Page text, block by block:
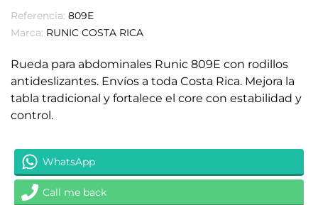
Referencia: 809E
Marca: RUNIC COSTA RICA
Rueda para abdominales Runic 809E con rodillos
antideslizantes. Envíos a toda Costa Rica. Mejora la
tabla tradicional y fortalece el core con estabilidad y
control.
WhatsApp
Call me back